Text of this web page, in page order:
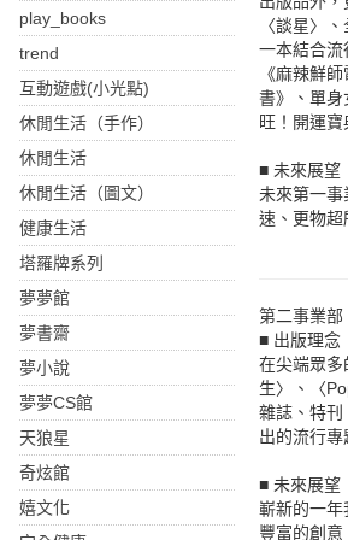
play_books
trend
互動遊戲(小光點)
休閒生活（手作）
休閒生活
休閒生活（圖文）
健康生活
塔羅牌系列
夢夢館
夢書齋
夢小說
夢夢CS館
天狼星
奇炫館
嬉文化
〈談星〉
一本結合流
《麻辣鮮
書》、單身
旺！開運
■ 未來展望
未來第一事
速、更物超
第二事業部
■ 出版理念
在尖端眾多
生〉、〈
雜誌、特刊
出的流行
■ 未來展望
嶄新的一
豐富的創